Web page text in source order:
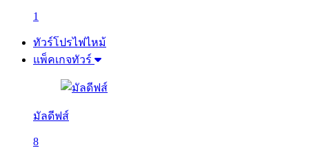
1
ทัวร์โปรไฟไหม้
แพ็คเกจทัวร์
มัลดีฟส์
8